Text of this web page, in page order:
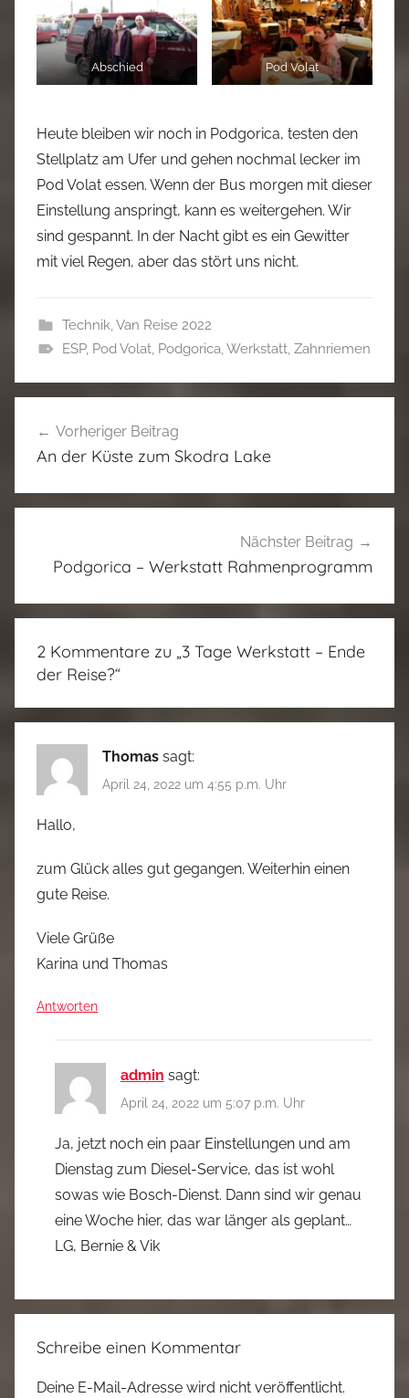
Abschied Pod Volat
Heute bleiben wir noch in Podgorica, testen den
Stellplatz am Ufer und gehen nochmal lecker im
Pod Volat essen. Wenn der Bus morgen mit dieser
Einstellung anspringt, kann es weitergehen. Wir
sind gespannt. In der Nacht gibt es ein Gewitter
mit viel Regen, aber das stört uns nicht.
Technik,Van Reise 2022
ESP, Pod Volat, Podgorica,Werkstatt, Zahnriemen
Vorheriger Beitrag
An der Küste zum Skodra Lake
Nächster Beitrag
Podgorica – Werkstatt Rahmenprogramm
2 Kommentare zu „3 Tage Werkstatt – Ende
der Reise?“
Thomas sagt:
April 24, 2022 um 4:55 p.m. Uhr
Hallo,
zum Glück alles gut gegangen. Weiterhin einen
gute Reise.
Viele Grüße
Karina und Thomas
Antworten
admin sagt:
April 24, 2022 um 5:07 p.m. Uhr
Ja, jetzt noch ein paar Einstellungen und am
Dienstag zum Diesel-Service, das ist wohl
sowas wie Bosch-Dienst. Dann sind wir genau
eine Woche hier, das war länger als geplant…
LG, Bernie & Vik
Schreibe einen Kommentar
Deine E-Mail-Adresse wird nicht veröffentlicht.